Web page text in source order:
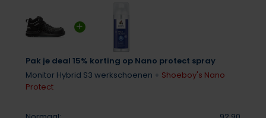
Pak je deal 15% korting op Nano protect spray
Monitor Hybrid S3 werkschoenen + Shoeboy's Nano
Protect